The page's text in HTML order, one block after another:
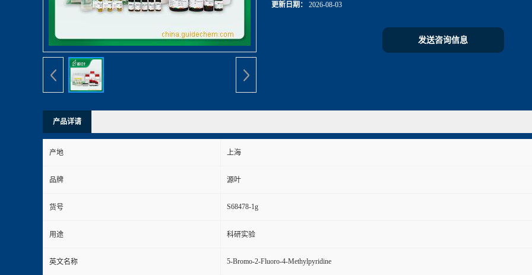
更新日期： 2026-08-03
发送咨询信息
产品详请
产地 上海
品牌 源叶
货号 S68478-1g
用途 科研实验
英文名称 5-Bromo-2-Fluoro-4-Methylpyridine